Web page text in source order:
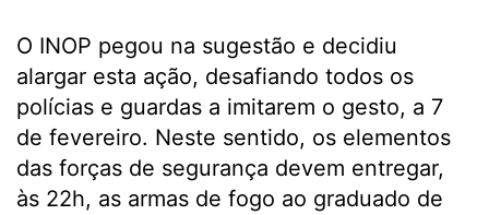
O INOP pegou na sugestão e decidiu
alargar esta ação, desafiando todos os
polícias e guardas a imitarem o gesto, a 7
de fevereiro. Neste sentido, os elementos
das forças de segurança devem entregar,
às 22h, as armas de fogo ao graduado de